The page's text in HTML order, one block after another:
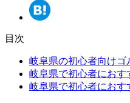
目次
岐阜県の初心者向けゴ
岐阜県で初心者におす
岐阜県で初心者におす